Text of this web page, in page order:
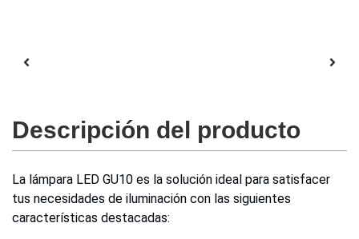
Descripción del producto
La lámpara LED GU10 es la solución ideal para satisfacer
tus necesidades de iluminación con las siguientes
características destacadas: